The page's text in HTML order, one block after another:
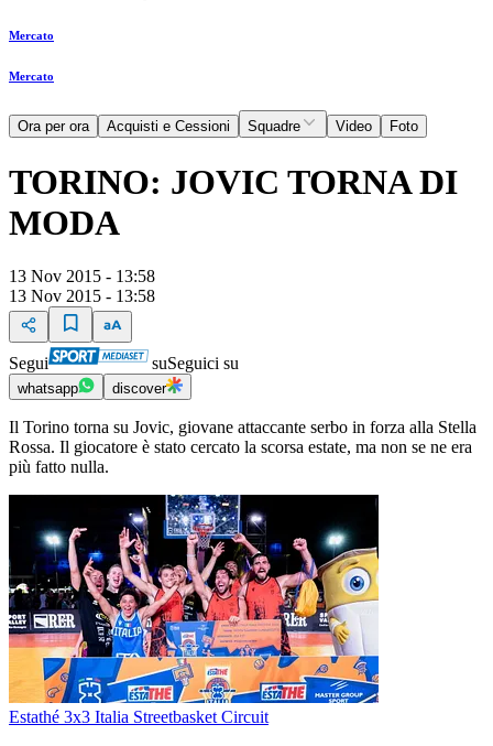
Mercato
Mercato
Ora per ora Acquisti e Cessioni Squadre Video Foto
TORINO: JOVIC TORNA DI
MODA
13 Nov 2015 - 13:58
13 Nov 2015 - 13:58
Segui suSeguici su
whatsapp discover
Il Torino torna su Jovic, giovane attaccante serbo in forza alla Stella
Rossa. Il giocatore è stato cercato la scorsa estate, ma non se ne era
più fatto nulla.
Estathé 3x3 Italia Streetbasket Circuit